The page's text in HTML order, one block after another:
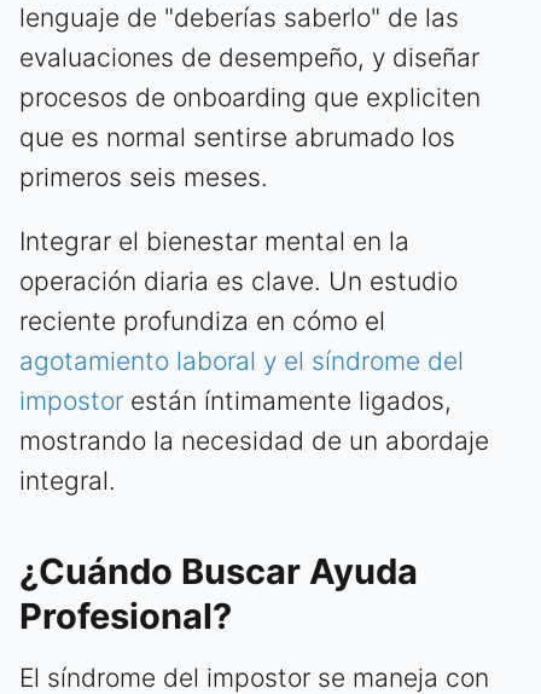
lenguaje de "deberías saberlo" de las
evaluaciones de desempeño, y diseñar
procesos de onboarding que expliciten
que es normal sentirse abrumado los
primeros seis meses.
Integrar el bienestar mental en la
operación diaria es clave. Un estudio
reciente profundiza en cómo el
agotamiento laboral y el síndrome del
impostor están íntimamente ligados,
mostrando la necesidad de un abordaje
integral.
¿Cuándo Buscar Ayuda
Profesional?
El síndrome del impostor se maneja con